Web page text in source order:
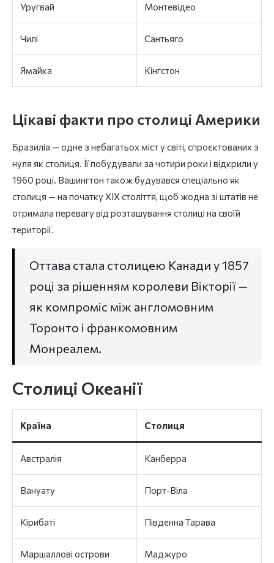
Уругвай Монтевідео
Чилі Сантьяго
Ямайка Кінгстон
Цікаві факти про столиці Америки
Бразиліа — одне з небагатьох міст у світі, спроєктованих з
нуля як столиця. Її побудували за чотири роки і відкрили у
1960 році. Вашингтон також будувався спеціально як
столиця — на початку XIX століття, щоб жодна зі штатів не
отримала перевагу від розташування столиці на своїй
території.
Оттава стала столицею Канади у 1857
році за рішенням королеви Вікторії —
як компроміс між англомовним
Торонто і франкомовним
Монреалем.
Столиці Океанії
Країна Столиця
Австралія Канберра
Вануату Порт-Віла
Кірибаті Південна Тарава
Маршаллові острови Маджуро